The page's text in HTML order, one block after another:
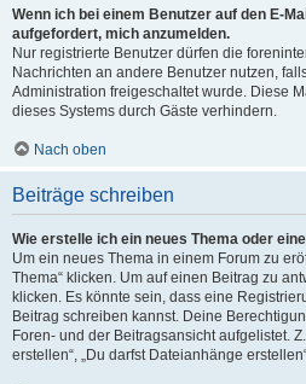
Wenn ich bei einem Benutzer auf den E-
aufgefordert, mich anzumelden.
Nur registrierte Benutzer dürfen die
Nachrichten an andere Benutzer nutzen,
Administration freigeschaltet wurde. Diese
dieses Systems durch Gäste verhindern.
Nach oben
Beiträge schreiben
Wie erstelle ich ein neues Thema oder
Um ein neues Thema in einem Forum zu
Thema“ klicken. Um auf einen Beitrag zu
klicken. Es könnte sein, dass eine
Beitrag schreiben kannst. Deine
Foren- und der Beitragsansicht aufgelistet.
erstellen“, „Du darfst Dateianhänge